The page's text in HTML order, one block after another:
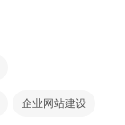
企业网站建设